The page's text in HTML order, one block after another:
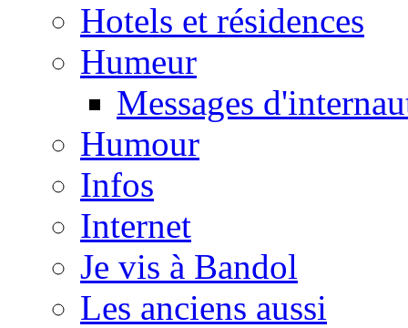
Hotels et résidences
Humeur
Messages
Humour
Infos
Internet
Je vis à Bandol
Les anciens aussi